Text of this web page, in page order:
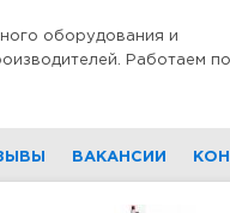
оборудования и
Работаем по
ВАКАНСИИ